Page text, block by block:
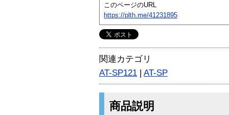
このページのURL
https://plth.me/41231895
関連カテゴリ
AT-SP121 | AT-SP
商品説明